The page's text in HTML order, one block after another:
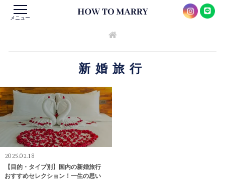
メニュー
新婚旅行
2025.02.18
【目的・タイプ別】国内の新婚旅行
おすすめセレクション！一生の思い